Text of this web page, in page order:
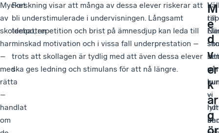
Mycket
av
skoldebatten
har
–
med
rätta
–
handlat
om
Forskning visar att många av dessa elever riskerar att
bli understimulerade i undervisningen. Långsamt
tempo, repetition och brist på ämnesdjup kan leda till
minskad motivation och i vissa fall underprestation –
trots att skollagen är tydlig med att även dessa elever
ska ges ledning och stimulans för att nå längre.
I
lätt
når
–
hur
till
om
hur
vi
M
e
d
v
er
k
ar
g